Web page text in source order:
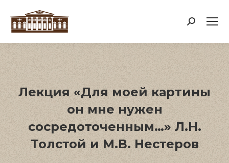
Поиск:
Лекция «Для моей картины
он мне нужен
сосредоточенным…» Л.Н.
Толстой и М.В. Нестеров